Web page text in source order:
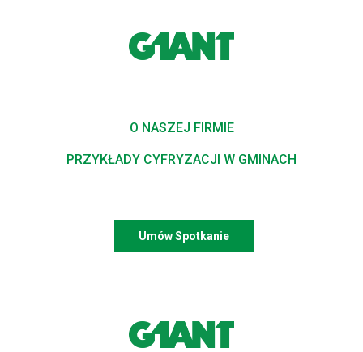
O NASZEJ FIRMIE
PRZYKŁADY CYFRYZACJI W GMINACH
Umów Spotkanie